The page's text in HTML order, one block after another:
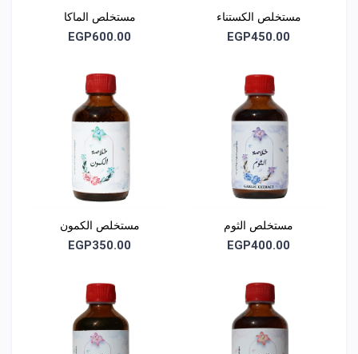
ولا يُستخدم كبديل عن العلاج الطبي.
الالتزام بالجودة
مطابق لاشتراطات هيئة الدواء المصرية للمكملات الغذائية
المواد الخام مطابقة للمواصفات المعتمدة للنباتات الطبية
خالٍ من المواد الحافظة، الألوان الصناعية، والمواد المضافة
مستخلص الكستناء
EGP450.00
مستخلص الماكا
EGP600.00
مستخلص الثوم
EGP400.00
مستخلص الكمون
EGP350.00